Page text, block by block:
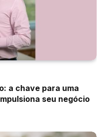
a chave para uma
seu negócio